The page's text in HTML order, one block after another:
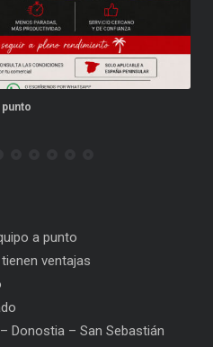
a punto
ventajas
Donostia – San Sebastián